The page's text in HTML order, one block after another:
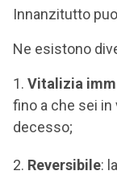
Innanzitutto
Ne esistono
Vitalizia
fino a che sei
decesso;
Reversibile: